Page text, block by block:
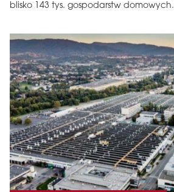
blisko 143 tys. gospodarstw domowych.